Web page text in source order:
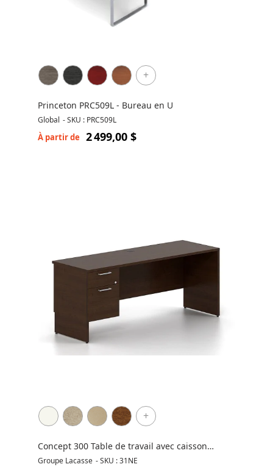
+
Princeton PRC509L - Bureau en U
Global -SKU : PRC509L
À partir de 2 499,00 $
+
Concept 300 Table de travail avec caisson
suspendu
Groupe Lacasse -SKU : 31NE